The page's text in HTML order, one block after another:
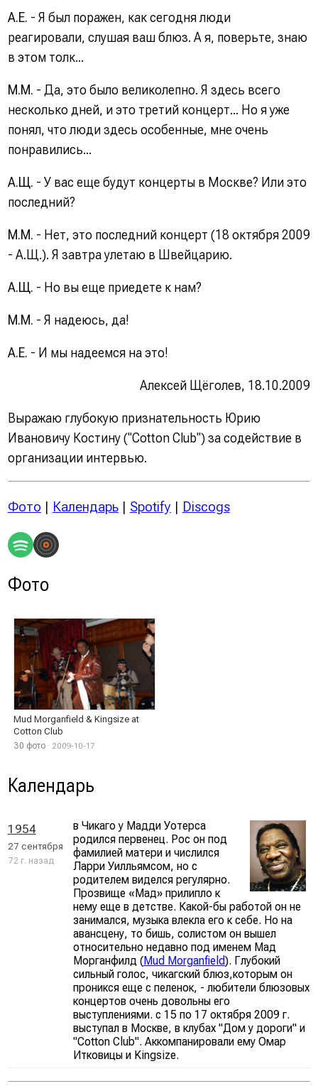
А.Е. - Я был поражен, как сегодня люди
реагировали, слушая ваш блюз. А я, поверьте, знаю
в этом толк...
М.М. - Да, это было великолепно. Я здесь всего
несколько дней, и это третий концерт... Но я уже
понял, что люди здесь особенные, мне очень
понравились...
А.Щ. - У вас еще будут концерты в Москве? Или это
последний?
М.М. - Нет, это последний концерт (18 октября 2009
- А.Щ.). Я завтра улетаю в Швейцарию.
А.Щ. - Но вы еще приедете к нам?
М.М. - Я надеюсь, да!
А.Е. - И мы надеемся на это!
Алексей Щёголев, 18.10.2009
Выражаю глубокую признательность Юрию
Ивановичу Костину ("Cotton Club") за содействие в
организации интервью.
Фото | Календарь| Spotify | Discogs
Фото
Mud Morganfield & Kingsize at
Cotton Club
30 фото · 2009-10-17
Календарь
1954
27 сентября
72 г. назад
в Чикаго у Мадди Уотерса
родился первенец. Рос он под
фамилией матери и числился
Ларри Уилльямсом, но с
родителем виделся регулярно.
Прозвище «Мад» прилипло к
нему еще в детстве. Какой-бы работой он не
занимался, музыка влекла его к себе. Но на
авансцену, то бишь, солистом он вышел
относительно недавно под именем Мад
Морганфилд (Mud Morganfield). Глубокий
сильный голос, чикагский блюз,которым он
проникся еще с пеленок, - любители блюзовых
концертов очень довольны его
выступлениями. с 15 по 17 октября 2009 г.
выступал в Москве, в клубах "Дом у дороги" и
"Cotton Club". Аккомпанировали ему Омар
Итковицы и Kingsize.